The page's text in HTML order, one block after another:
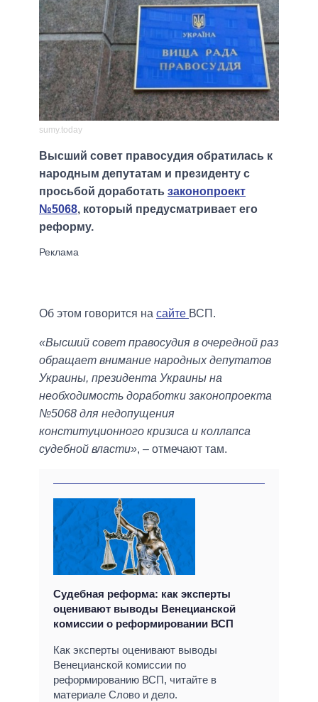
sumy.today
Высший совет правосудия обратилась к
народным депутатам и президенту с
просьбой доработать законопроект
№5068, который предусматривает его
реформу.
Об этом говорится на сайте ВСП.
«Высший совет правосудия в очередной раз
обращает внимание народных депутатов
Украины, президента Украины на
необходимость доработки законопроекта
№5068 для недопущения
конституционного кризиса и коллапса
судебной власти», – отмечают там.
Судебная реформа: как эксперты
оценивают выводы Венецианской
комиссии о реформировании ВСП
Как эксперты оценивают выводы
Венецианской комиссии по
реформированию ВСП, читайте в
материале Слово и дело.